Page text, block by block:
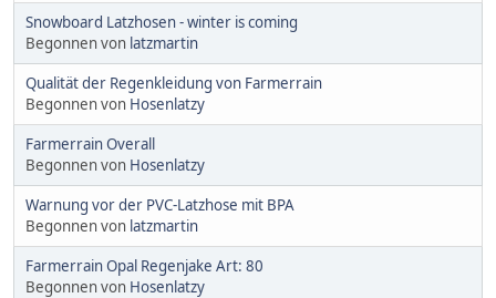
Snowboard Latzhosen - winter is coming
Begonnen von latzmartin
Qualität der Regenkleidung von Farmerrain
Begonnen von Hosenlatzy
Farmerrain Overall
Begonnen von Hosenlatzy
Warnung vor der PVC-Latzhose mit BPA
Begonnen von latzmartin
Farmerrain Opal Regenjake Art: 80
Begonnen von Hosenlatzy